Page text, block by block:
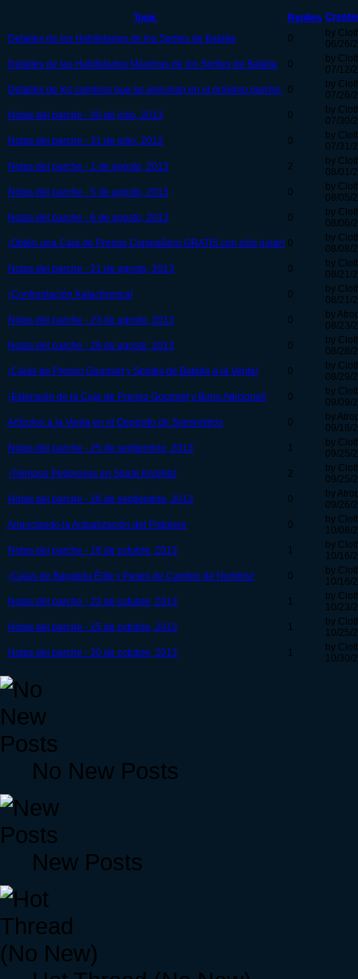
Topic Replies
Detalles de las Habilidades de los Sprites de Batalla
0
by
06/26/
Detalles de las Habilidades Máximas de los Sprites de Batalla
0
by
07/12/
Detalles de los cambios que se avecinan en el próximo parche. 0
by
07/26/
Notas del parche - 30 de julio, 2013
0
by
07/30/
Notas del parche - 31 de julio, 2013
0
by
07/31/
Notas del parche - 1 de agosto, 2013
2
by
08/01/
Notas del parche - 5 de agosto, 2013
0
by
08/05/
Notas del parche - 6 de agosto, 2013
0
by
08/06/
¡Obtén una Caja de Premio Compañero GRATIS con sólo jugar! 0
by
08/08/
Notas del parche - 21 de agosto, 2013
0
by
08/21/
¡Confrontación Kataclísmica!
0
by
08/21/
Notas del parche - 23 de agosto, 2013
0
by
08/23/
Notas del parche - 28 de agosto, 2013
0
by
08/28/
¡Cajas de Premio Gourmet y Sprites de Batalla a la Venta!
0
by
08/29/
¡Extensión de la Caja de Premio Gourmet y Bono Adicional!
0
by
09/09/
Artículos a la Venta en el Depósito de Suministros
0
by
09/18/
Notas del parche - 25 de septiembre, 2013
1
by
09/25/
¡Tiempos Peligrosos en Spiral Knights!
2
by
09/25/
Notas del parche - 26 de septiembre, 2013
0
by
09/26/
Anunciando la Actualización del Pistolero
0
by
10/08/
Notas del parche - 16 de octubre, 2013
1
by
10/16/
¡Cajas de Bagatela Élite y Pases de Cambio de Nombre!
0
by
10/16/
Notas del parche - 23 de octubre, 2013
1
by
10/23/
Notas del parche - 25 de octubre, 2013
1
by
10/25/
Notas del parche - 30 de octubre, 2013
1
by
10/30/
No New Posts
New Posts